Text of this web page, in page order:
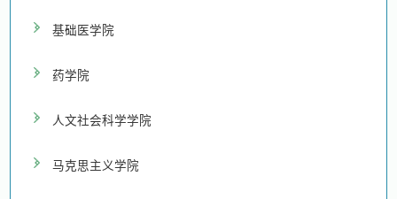
基础医学院
药学院
人文社会科学学院
马克思主义学院